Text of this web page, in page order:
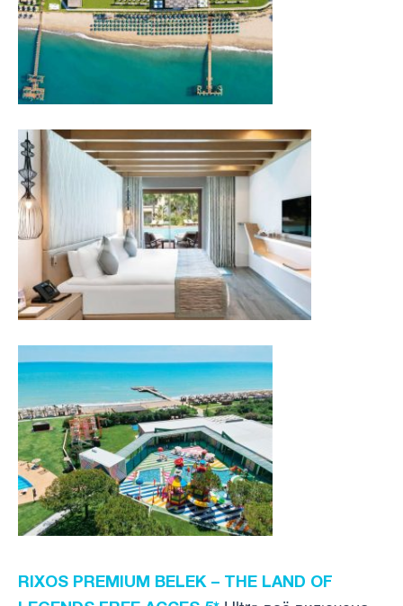
RIXOS PREMIUM BELEK – THE LAND OF